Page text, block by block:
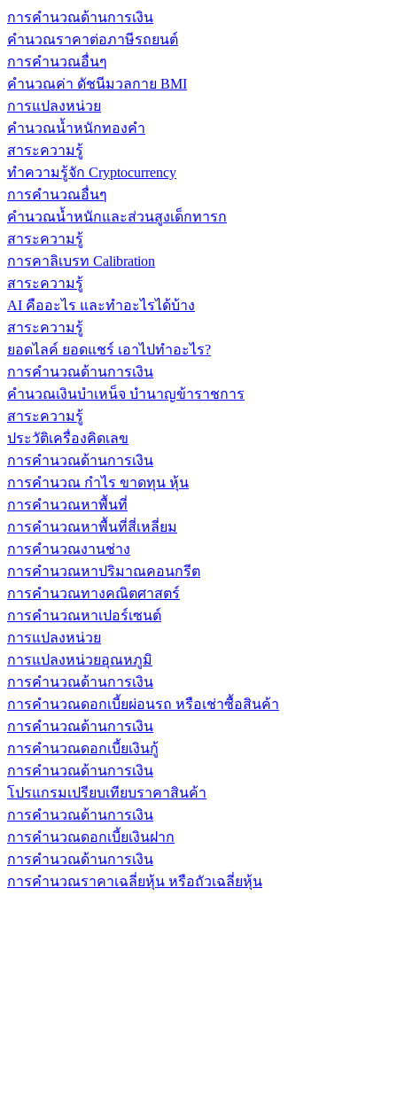
การคำนวณด้านการเงิน
คำนวณราคาต่อภาษีรถยนต์
การคำนวณอื่นๆ
คำนวณค่า ดัชนีมวลกาย BMI
การแปลงหน่วย
คำนวณน้ำหนักทองคำ
สาระความรู้
ทำความรู้จัก Cryptocurrency
การคำนวณอื่นๆ
คำนวณน้ำหนักและส่วนสูงเด็กทารก
สาระความรู้
การคาลิเบรท Calibration
สาระความรู้
AI คืออะไร และทำอะไรได้บ้าง
สาระความรู้
ยอดไลค์ ยอดแชร์ เอาไปทำอะไร?
การคำนวณด้านการเงิน
คำนวณเงินบำเหน็จ บำนาญข้าราชการ
สาระความรู้
ประวัติเครื่องคิดเลข
การคำนวณด้านการเงิน
การคำนวณ กำไร ขาดทุน หุ้น
การคำนวณหาพื้นที่
การคำนวณหาพื้นที่สี่เหลี่ยม
การคำนวณงานช่าง
การคำนวณหาปริมาณคอนกรีต
การคำนวณทางคณิตศาสตร์
การคำนวณหาเปอร์เซนต์
การแปลงหน่วย
การแปลงหน่วยอุณหภูมิ
การคำนวณด้านการเงิน
การคำนวณดอกเบี้ยผ่อนรถ หรือเช่าซื้อสินค้า
การคำนวณด้านการเงิน
การคำนวณดอกเบี้ยเงินกู้
การคำนวณด้านการเงิน
โปรแกรมเปรียบเทียบราคาสินค้า
การคำนวณด้านการเงิน
การคำนวณดอกเบี้ยเงินฝาก
การคำนวณด้านการเงิน
การคำนวณราคาเฉลี่ยหุ้น หรือถัวเฉลี่ยหุ้น